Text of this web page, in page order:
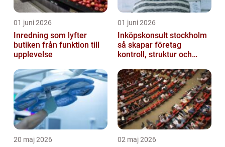
01 juni 2026
Inredning som lyfter
butiken från funktion till
upplevelse
01 juni 2026
Inköpskonsult stockholm
så skapar företag
kontroll, struktur och
20 maj 2026 02 maj 2026